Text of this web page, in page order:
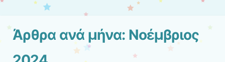
Μετάβαση στο περιεχόμενο
Άρθρα ανά μήνα: Νοέμβριος